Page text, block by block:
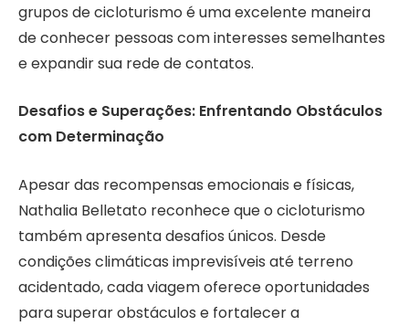
grupos de cicloturismo é uma excelente maneira
de conhecer pessoas com interesses semelhantes
e expandir sua rede de contatos.
Desafios e Superações: Enfrentando Obstáculos
com Determinação
Apesar das recompensas emocionais e físicas,
Nathalia Belletato reconhece que o cicloturismo
também apresenta desafios únicos. Desde
condições climáticas imprevisíveis até terreno
acidentado, cada viagem oferece oportunidades
para superar obstáculos e fortalecer a